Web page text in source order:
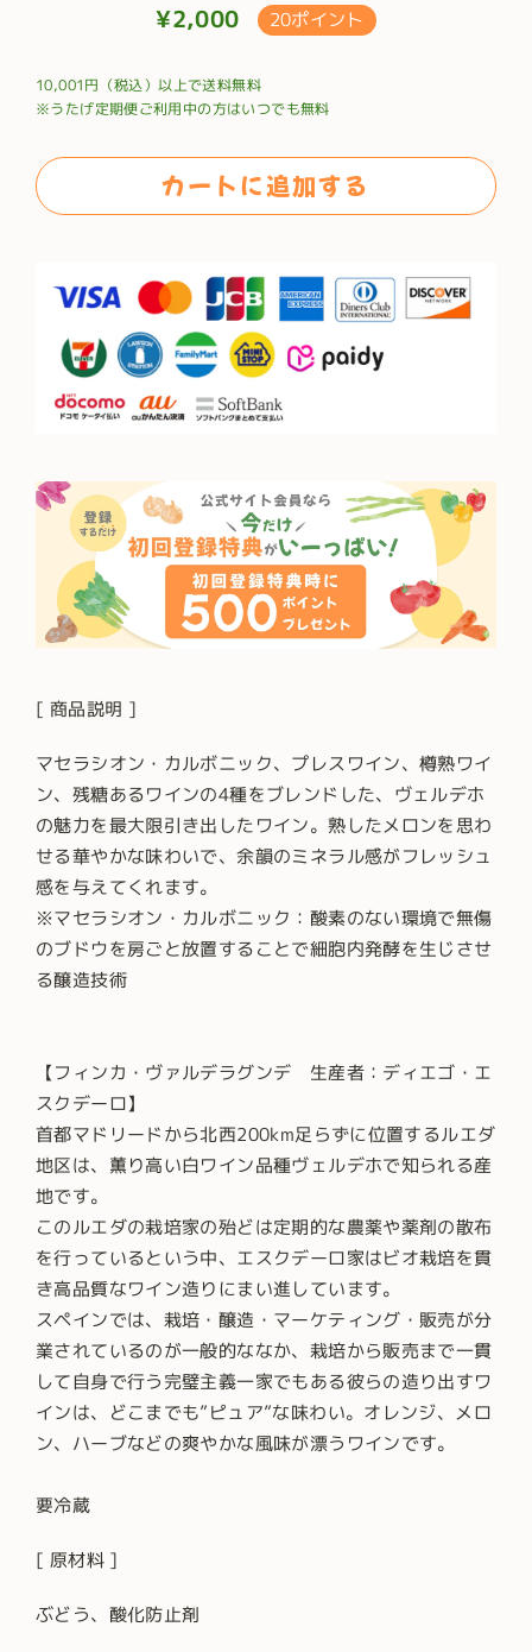
通
価
¥2,000 20ポイント
10,001円（税込）以上で送料無料
※うたげ定期便ご利用中の方はいつでも無料
カートに追加する
[ 商品説明 ]
マセラシオン・カルボニック、プレスワイン、樽熟ワイ
ン、残糖あるワインの4種をブレンドした、ヴェルデホ
の魅力を最大限引き出したワイン。熟したメロンを思わ
せる華やかな味わいで、余韻のミネラル感がフレッシュ
感を与えてくれます。
※マセラシオン・カルボニック：酸素のない環境で無傷
のブドウを房ごと放置することで細胞内発酵を生じさせ
る醸造技術
【フィンカ・ヴァルデラグンデ 生産者：ディエゴ・エ
スクデーロ】
首都マドリードから北西200km足らずに位置するルエダ
地区は、薫り高い白ワイン品種ヴェルデホで知られる産
地です。
このルエダの栽培家の殆どは定期的な農薬や薬剤の散布
を行っているという中、エスクデーロ家はビオ栽培を貫
き高品質なワイン造りにまい進しています。
スペインでは、栽培・醸造・マーケティング・販売が分
業されているのが一般的ななか、栽培から販売まで一貫
して自身で行う完璧主義一家でもある彼らの造り出すワ
インは、どこまでも”ピュア”な味わい。オレンジ、メロ
ン、ハーブなどの爽やかな風味が漂うワインです。
要冷蔵
[ 原材料 ]
ぶどう、酸化防止剤